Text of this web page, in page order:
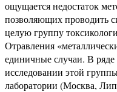
ощущается недостаток
позволяющих проводить
целую группу
Отравления
единичные случаи. В
исследовании этой
лаборатории (Москва,